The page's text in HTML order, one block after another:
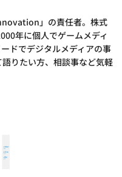
」の責任者。株式
年に個人でゲームメディ
ドでデジタルメディアの事
りたい方、相談事など気軽